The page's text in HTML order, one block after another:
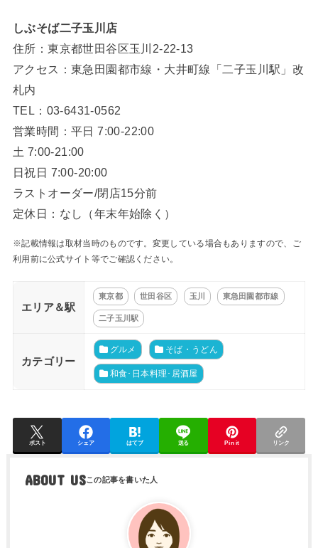
しぶそば二子玉川店
住所：東京都世田谷区玉川2-22-13
アクセス：東急田園都市線・大井町線「二子玉川駅」改
札内
TEL：03-6431-0562
営業時間：平日 7:00-22:00
土 7:00-21:00
日祝日 7:00-20:00
ラストオーダー/閉店15分前
定休日：なし（年末年始除く）
※記載情報は取材当時のものです。変更している場合もありますので、ご
利用前に公式サイト等でご確認ください。
エリア＆駅
東京都 世田谷区 玉川 東急田園都市線
二子玉川駅
カテゴリー
グルメ そば・うどん
和食･日本料理･居酒屋
ポスト シェア はてブ 送る Pin it リンク
ABOUT US